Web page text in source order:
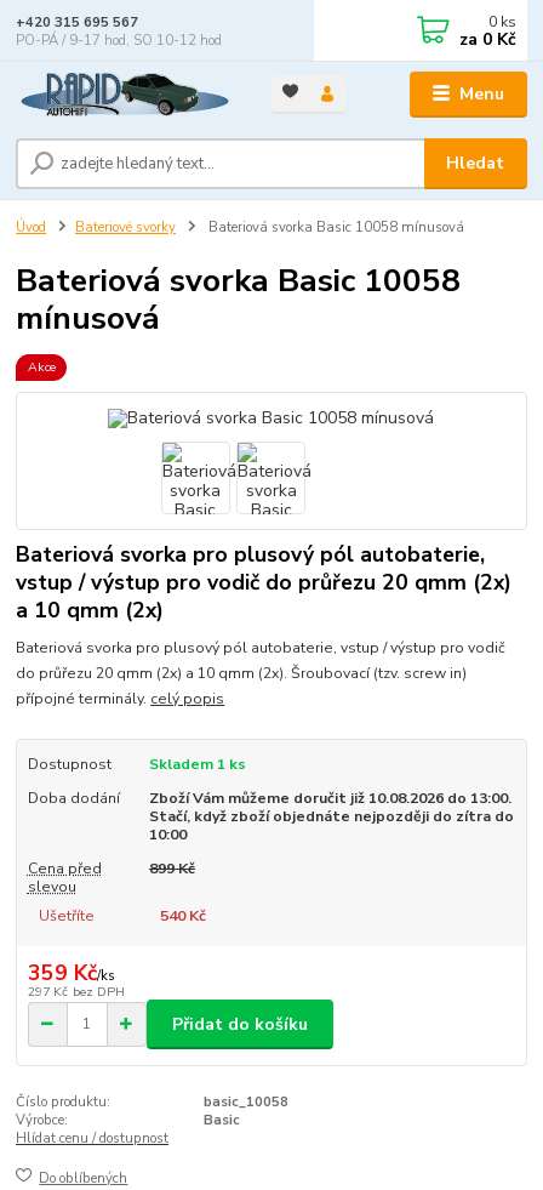
Menu
Hledat
+420 315 695 567
PO-PÁ / 9-17 hod, SO 10-12 hod
0 ks
za 0 Kč
Úvod Bateriové svorky Bateriová svorka Basic 10058 mínusová
Bateriová svorka Basic 10058
mínusová
Akce
Bateriová svorka pro plusový pól autobaterie,
vstup / výstup pro vodič do průřezu 20 qmm (2x)
a 10 qmm (2x)
Bateriová svorka pro plusový pól autobaterie, vstup / výstup pro vodič
do průřezu 20 qmm (2x) a 10 qmm (2x). Šroubovací (tzv. screw in)
přípojné terminály. celý popis
Dostupnost
Skladem 1 ks
Doba dodání
Zboží Vám můžeme doručit již 10.08.2026 do 13:00.
Stačí, když zboží objednáte nejpozději do zítra do
10:00
Cena před
slevou
899 Kč
Ušetříte 540 Kč
359 Kč/ks
297 Kč bez DPH
Přidat do košíku
Číslo produktu:
basic_10058
Výrobce:
Basic
Hlídat cenu / dostupnost
Do oblíbených